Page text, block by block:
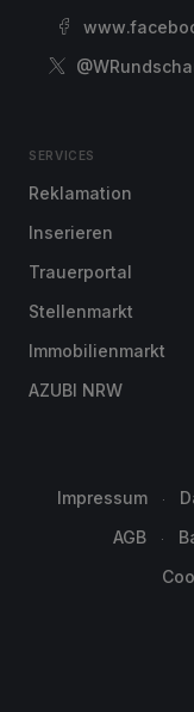
SERVICES
Reklamation
Inserieren
Trauerportal
Stellenmarkt
Immobilienmarkt
AZUBI NRW
Impressum
AGB